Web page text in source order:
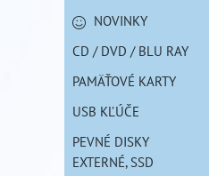
NOVINKY
CD / DVD / BLU RAY
PAMÄŤOVÉ KARTY
USB KĽÚČE
PEVNÉ DISKY
EXTERNÉ, SSD